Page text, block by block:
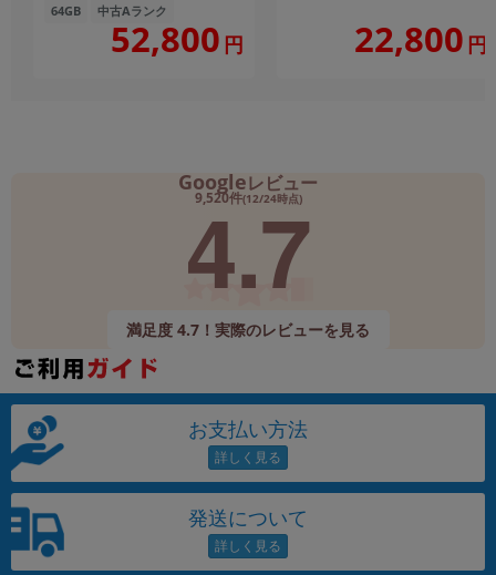
64GB 中古Aランク
52,800 円 22,800 円
Googleレビュー
9,520件(12/24時点)
4.7
満足度 4.7！実際のレビューを見る
お支払い方法
発送について